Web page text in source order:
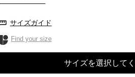
サイズガイド
Find your size
サイズを選択して